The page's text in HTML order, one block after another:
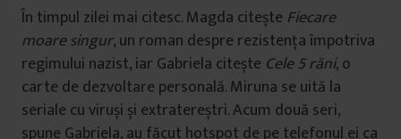
În timpul zilei mai citesc. Magda citește Fiecare
moare singur, un roman despre rezistența împotriva
regimului nazist, iar Gabriela citește Cele 5 răni, o
carte de dezvoltare personală. Miruna se uită la
seriale cu viruși și extratereștri. Acum două seri,
spune Gabriela, au făcut hotspot de pe telefonul ei ca